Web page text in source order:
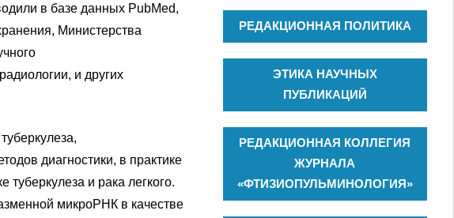
в базе данных PubMed,
Министерства
и других
диагностики, в практике
и рака легкого.
микроРНК в качестве
РЕДАКЦИОННАЯ ПОЛИТИКА
ЭТИКА НАУЧНЫХ
ПУБЛИКАЦИЙ
РЕДАКЦИОННАЯ КОЛЛЕГИЯ
ЖУРНАЛА
«ФТИЗИОПУЛЬМИНОЛОГИЯ»